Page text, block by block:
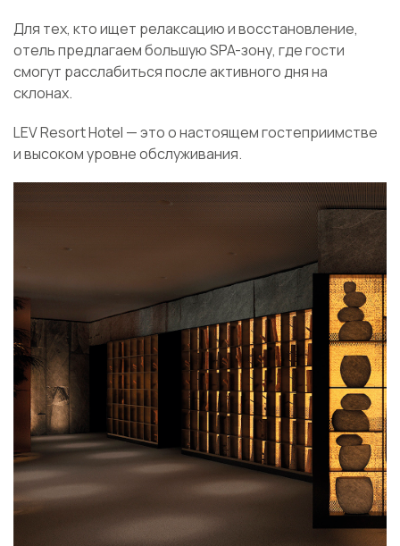
Для тех, кто ищет релаксацию и восстановление,
отель предлагаем большую SPA-зону, где гости
смогут расслабиться после активного дня на
склонах.
LEV Resort Hotel — это о настоящем гостеприимстве
и высоком уровне обслуживания.